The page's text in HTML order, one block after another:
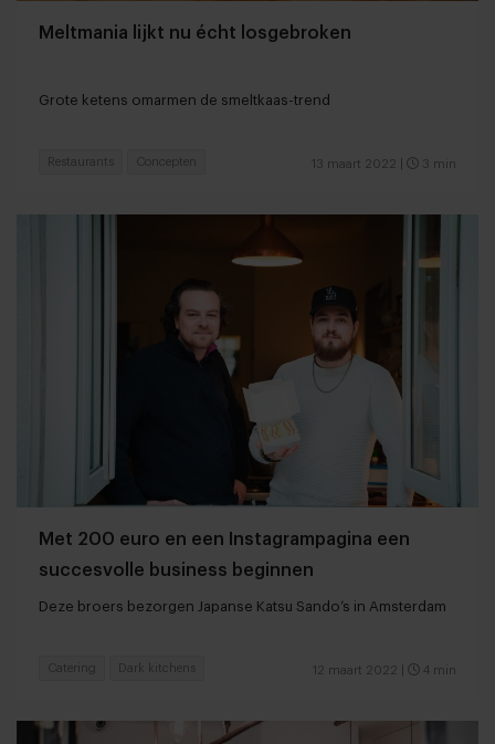
Meltmania lijkt nu écht losgebroken
Grote ketens omarmen de smeltkaas-trend
13 maart 2022 3 min
Restaurants Concepten
Met 200 euro en een Instagrampagina een
succesvolle business beginnen
Deze broers bezorgen Japanse Katsu Sando’s in Amsterdam
12 maart 2022 4 min
Catering Dark kitchens